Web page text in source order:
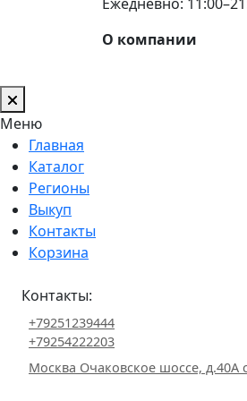
О компании
Меню
Главная
Каталог
Регионы
Выкуп
Контакты
Корзина
Контакты:
+79251239444
+79254222203
Москва Очаковское шоссе, д.40А